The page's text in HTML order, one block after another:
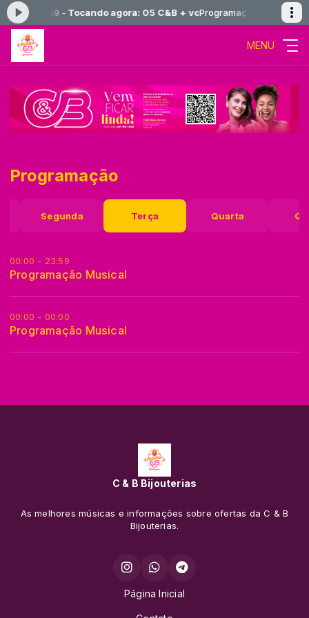
às 23:59 -Tocando agora: 05 C&B + vcProgramação Musical
MENU
Programação
Segunda Terça Quarta
00:00 - 23:59
Programação Musical
00:00 - 00:00
Programação Musical
C & B Bijouterias
As melhores músicas e informações sobre ofertas da C & B
Bijouterias.
Página Inicial